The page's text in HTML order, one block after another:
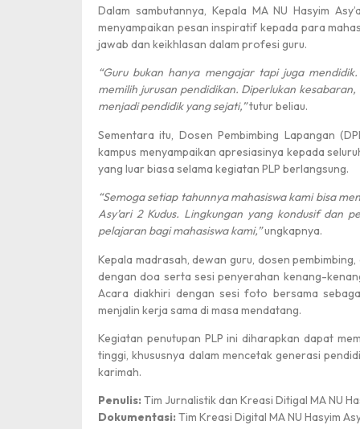
Dalam sambutannya, Kepala MA NU Hasyim
menyampaikan pesan inspiratif kepada para
jawab dan keikhlasan dalam profesi guru.
“Guru bukan hanya mengajar tapi juga
memilih jurusan pendidikan. Diperlukan
menjadi pendidik yang sejati,”tutur beliau.
Sementara itu, Dosen Pembimbing Lapangan
kampus menyampaikan apresiasinya kepada
yang luar biasa selama kegiatan PLP berlangsung.
“Semoga setiap tahunnya mahasiswa kami bisa
Asy’ari 2 Kudus. Lingkungan yang kondusif dan
pelajaran bagi mahasiswa kami,”ungkapnya.
Kepala madrasah, dewan guru, dosen
dengan doa serta sesi penyerahan kenang-
Acara diakhiri dengan sesi foto bersama
menjalin kerja sama di masa mendatang.
Kegiatan penutupan PLP ini diharapkan dapat
tinggi, khususnya dalam mencetak generasi
karimah.
Penulis: Tim Jurnalistik dan Kreasi Ditigal MA NU
Dokumentasi: Tim Kreasi Digital MA NU Hasyim
Pencak Silat